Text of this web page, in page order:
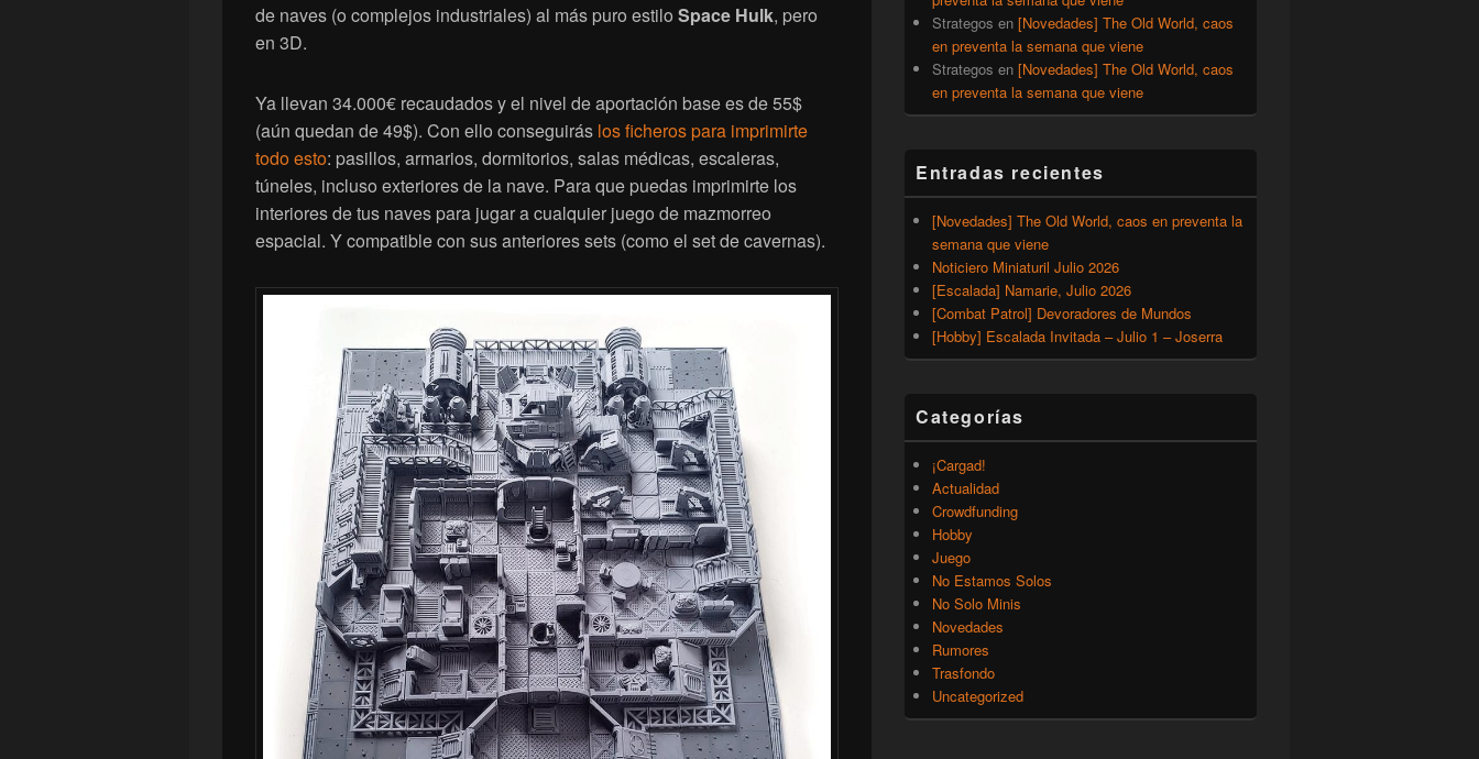
de naves (o complejos industriales) al más puro estilo Space Hulk, pero
en 3D.
Ya llevan 34.000€ recaudados y el nivel de aportación base es de 55$
(aún quedan de 49$). Con ello conseguirás los ficheros para imprimirte
todo esto: pasillos, armarios, dormitorios, salas médicas, escaleras,
túneles, incluso exteriores de la nave. Para que puedas imprimirte los
interiores de tus naves para jugar a cualquier juego de mazmorreo
espacial. Y compatible con sus anteriores sets (como el set de cavernas).
Strategos en [Novedades] The Old World, caos
en preventa la semana que viene
Strategos en [Novedades] The Old World, caos
en preventa la semana que viene
Entradas recientes
[Novedades] The Old World, caos en preventa la
semana que viene
Noticiero Miniaturil Julio 2026
[Escalada] Namarie, Julio 2026
[Combat Patrol] Devoradores de Mundos
[Hobby] Escalada Invitada – Julio 1 – Joserra
Categorías
¡Cargad!
Actualidad
Crowdfunding
Hobby
Juego
No Estamos Solos
No Solo Minis
Novedades
Rumores
Trasfondo
Uncategorized